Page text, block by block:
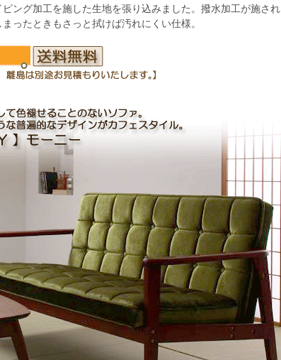
ング加工を施した生地を張り込みました。撥水加工が施され
ったときもさっと拭けば汚れにくい仕様。